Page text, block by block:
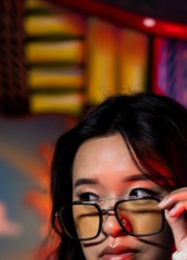
Single Vision
Intermediate
Menge: -